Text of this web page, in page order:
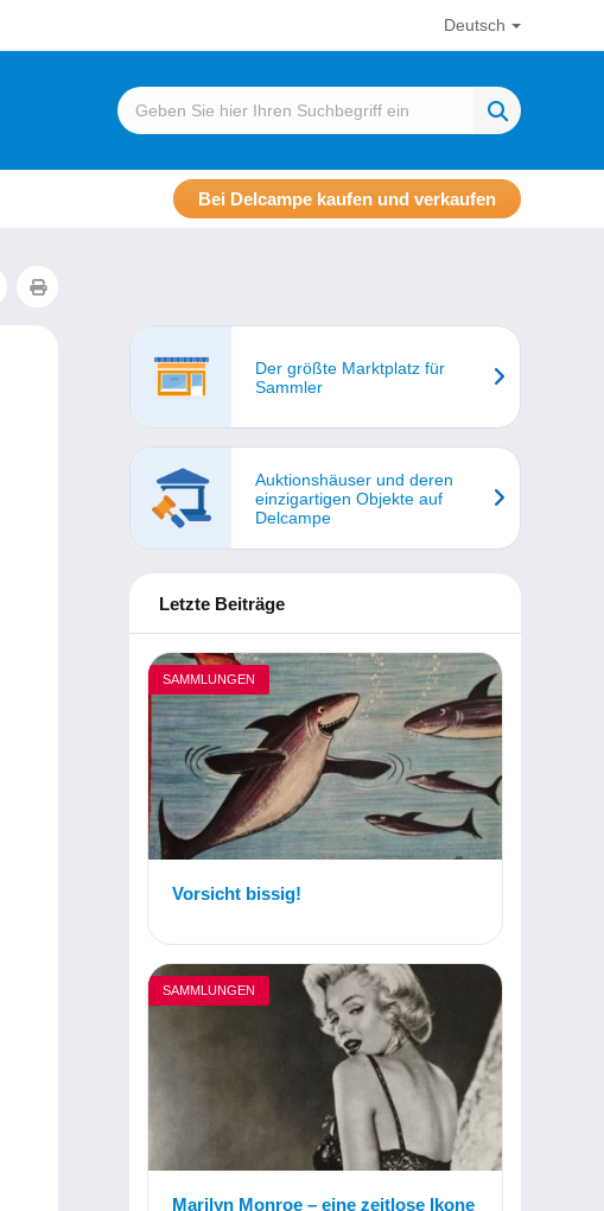
Deutsch
Bei Delcampe kaufen und verkaufen
Der größte Marktplatz für
Sammler
Auktionshäuser und deren
einzigartigen Objekte auf
Delcampe
Letzte Beiträge
SAMMLUNGEN
Vorsicht bissig!
SAMMLUNGEN
Marilyn Monroe – eine zeitlose Ikone